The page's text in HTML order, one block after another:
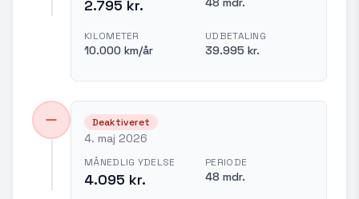
2.795 kr.
KILOMETER
10.000 km/år
UDBETALING
39.995 kr.
Deaktiveret
4. maj 2026
MÅNEDLIG YDELSE
4.095 kr.
PERIODE
48 mdr.